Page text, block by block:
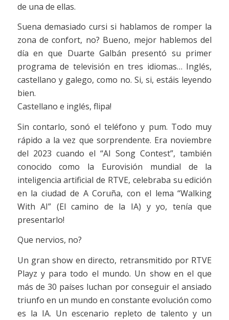
de una de ellas.
Suena demasiado cursi si hablamos de romper la
zona de confort, no? Bueno, mejor hablemos del
día en que Duarte Galbán presentó su primer
programa de televisión en tres idiomas… Inglés,
castellano y galego, como no. Si, si, estáis leyendo
bien.
Castellano e inglés, flipa!
Sin contarlo, sonó el teléfono y pum. Todo muy
rápido a la vez que sorprendente. Era noviembre
del 2023 cuando el “AI Song Contest”, también
conocido como la Eurovisión mundial de la
inteligencia artificial de RTVE, celebraba su edición
en la ciudad de A Coruña, con el lema “Walking
With AI” (El camino de la IA) y yo, tenía que
presentarlo!
Que nervios, no?
Un gran show en directo, retransmitido por RTVE
Playz y para todo el mundo. Un show en el que
más de 30 países luchan por conseguir el ansiado
triunfo en un mundo en constante evolución como
es la IA. Un escenario repleto de talento y un